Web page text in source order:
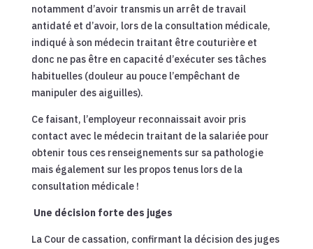
notamment d’avoir transmis un arrêt de travail
antidaté et d’avoir, lors de la consultation médicale,
indiqué à son médecin traitant être couturière et
donc ne pas être en capacité d’exécuter ses tâches
habituelles (douleur au pouce l’empêchant de
manipuler des aiguilles).
Ce faisant, l’employeur reconnaissait avoir pris
contact avec le médecin traitant de la salariée pour
obtenir tous ces renseignements sur sa pathologie
mais également sur les propos tenus lors de la
consultation médicale !
Une décision forte des juges
La Cour de cassation, confirmant la décision des juges